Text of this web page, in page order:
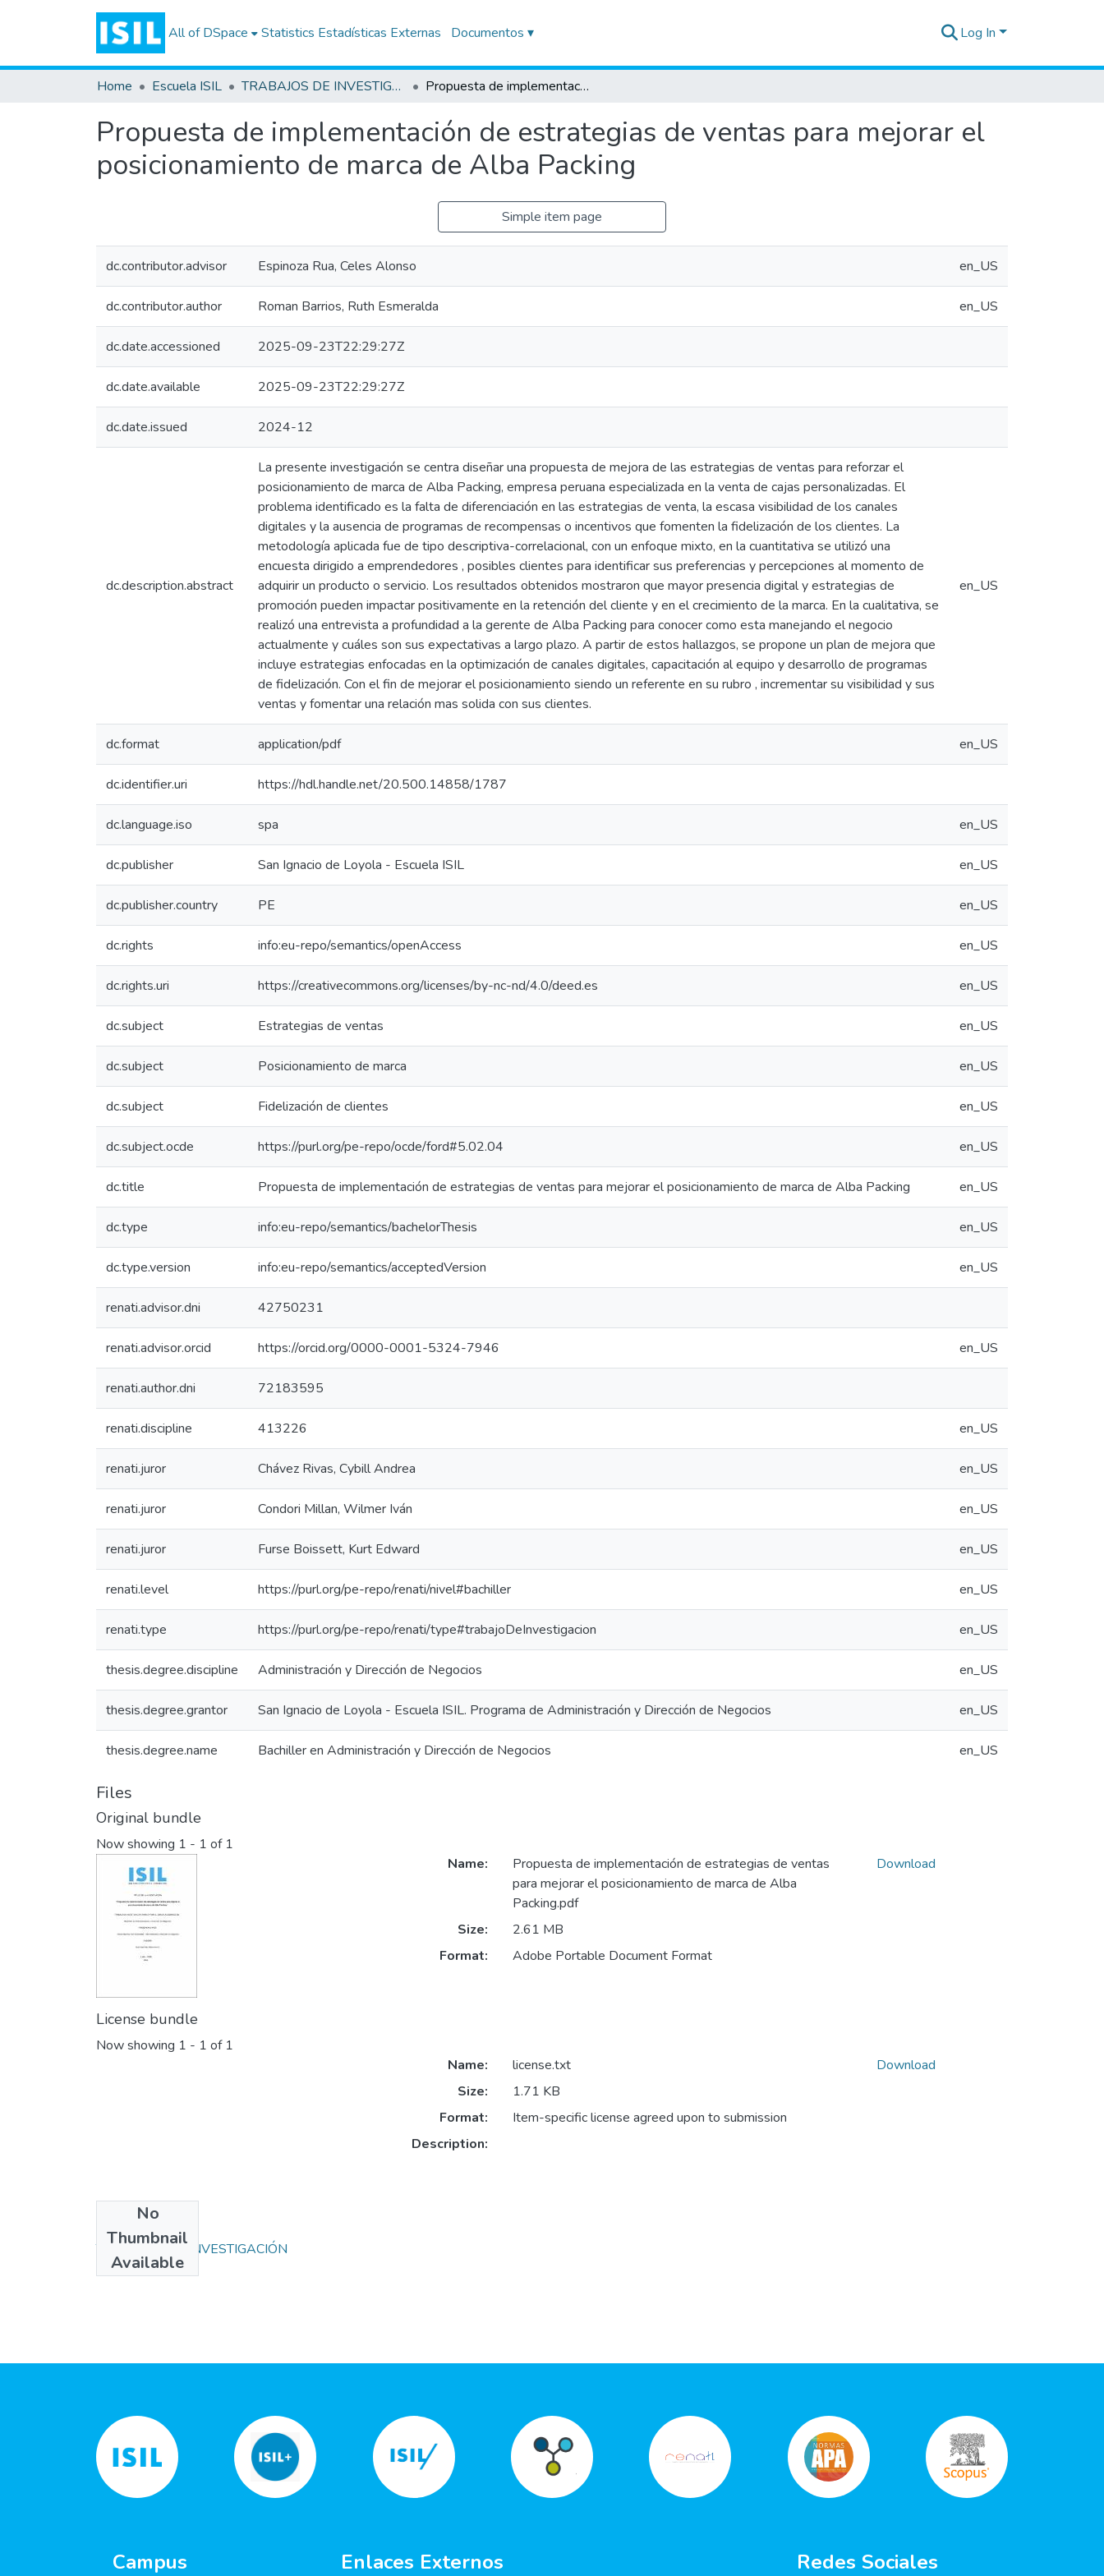
All of DSpace Statistics Estadísticas Externas Documentos ▾ Log In
Home Escuela ISIL TRABAJOS DE INVESTIGACIÓN Propuesta de implementación de estrategias de ventas para mejorar el posicionamiento de marca de Alba Packing
Propuesta de implementación de estrategias de ventas para mejorar el
posicionamiento de marca de Alba Packing
Simple item page
dc.contributor.advisor Espinoza Rua, Celes Alonso en_US
dc.contributor.author Roman Barrios, Ruth Esmeralda en_US
dc.date.accessioned 2025-09-23T22:29:27Z
dc.date.available 2025-09-23T22:29:27Z
dc.date.issued 2024-12
dc.description.abstract
La presente investigación se centra diseñar una propuesta de mejora de las estrategias de ventas para reforzar el
posicionamiento de marca de Alba Packing, empresa peruana especializada en la venta de cajas personalizadas. El
problema identificado es la falta de diferenciación en las estrategias de venta, la escasa visibilidad de los canales
digitales y la ausencia de programas de recompensas o incentivos que fomenten la fidelización de los clientes. La
metodología aplicada fue de tipo descriptiva-correlacional, con un enfoque mixto, en la cuantitativa se utilizó una
encuesta dirigido a emprendedores , posibles clientes para identificar sus preferencias y percepciones al momento de
adquirir un producto o servicio. Los resultados obtenidos mostraron que mayor presencia digital y estrategias de
promoción pueden impactar positivamente en la retención del cliente y en el crecimiento de la marca. En la cualitativa, se
realizó una entrevista a profundidad a la gerente de Alba Packing para conocer como esta manejando el negocio
actualmente y cuáles son sus expectativas a largo plazo. A partir de estos hallazgos, se propone un plan de mejora que
incluye estrategias enfocadas en la optimización de canales digitales, capacitación al equipo y desarrollo de programas
de fidelización. Con el fin de mejorar el posicionamiento siendo un referente en su rubro , incrementar su visibilidad y sus
ventas y fomentar una relación mas solida con sus clientes.
en_US
dc.format application/pdf en_US
dc.identifier.uri https://hdl.handle.net/20.500.14858/1787
dc.language.iso spa en_US
dc.publisher San Ignacio de Loyola - Escuela ISIL en_US
dc.publisher.country PE en_US
dc.rights info:eu-repo/semantics/openAccess en_US
dc.rights.uri https://creativecommons.org/licenses/by-nc-nd/4.0/deed.es en_US
dc.subject Estrategias de ventas en_US
dc.subject Posicionamiento de marca en_US
dc.subject Fidelización de clientes en_US
dc.subject.ocde https://purl.org/pe-repo/ocde/ford#5.02.04 en_US
dc.title Propuesta de implementación de estrategias de ventas para mejorar el posicionamiento de marca de Alba Packing en_US
dc.type info:eu-repo/semantics/bachelorThesis en_US
dc.type.version info:eu-repo/semantics/acceptedVersion en_US
renati.advisor.dni 42750231
renati.advisor.orcid https://orcid.org/0000-0001-5324-7946 en_US
renati.author.dni 72183595
renati.discipline 413226 en_US
renati.juror Chávez Rivas, Cybill Andrea en_US
renati.juror Condori Millan, Wilmer Iván en_US
renati.juror Furse Boissett, Kurt Edward en_US
renati.level https://purl.org/pe-repo/renati/nivel#bachiller en_US
renati.type https://purl.org/pe-repo/renati/type#trabajoDeInvestigacion en_US
thesis.degree.discipline Administración y Dirección de Negocios en_US
thesis.degree.grantor San Ignacio de Loyola - Escuela ISIL. Programa de Administración y Dirección de Negocios en_US
thesis.degree.name Bachiller en Administración y Dirección de Negocios en_US
Files
Original bundle
Now showing 1 - 1 of 1
Name:
Propuesta de implementación de estrategias de ventas
para mejorar el posicionamiento de marca de Alba
Packing.pdf
Size:
2.61 MB
Format:
Adobe Portable Document Format
Download
License bundle
Now showing 1 - 1 of 1
No
Thumbnail
Available
Name:
license.txt
Size:
1.71 KB
Format:
Item-specific license agreed upon to submission
Description:
Download
Collections
TRABAJOS DE INVESTIGACIÓN
Campus Enlaces Externos Redes Sociales